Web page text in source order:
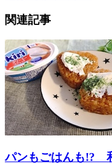
関連記事
パンもごはんも!?